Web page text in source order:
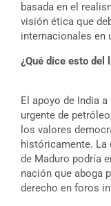
basada en el
visión ética que
internacionales en
¿Qué dice esto del
El apoyo de India
urgente de
los valores
históricamente. La
de Maduro podría
nación que aboga
derecho en foros